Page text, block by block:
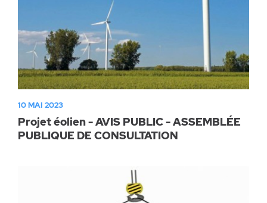
10 MAI 2023
Projet éolien - AVIS PUBLIC - ASSEMBLÉE
PUBLIQUE DE CONSULTATION